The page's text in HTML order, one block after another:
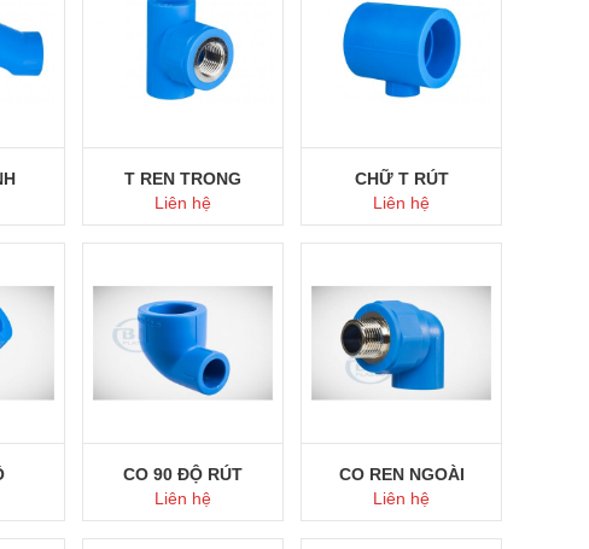
T REN TRONG
Liên hệ
CHỮ T RÚT
Liên hệ
CO 90 ĐỘ RÚT
Liên hệ
CO REN NGOÀI
Liên hệ